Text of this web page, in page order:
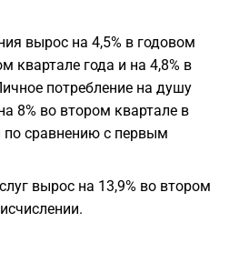
вырос на 4,5% в годовом
квартале года и на 4,8% в
потребление на душу
8% во втором квартале в
по сравнению с первым
вырос на 13,9% во втором